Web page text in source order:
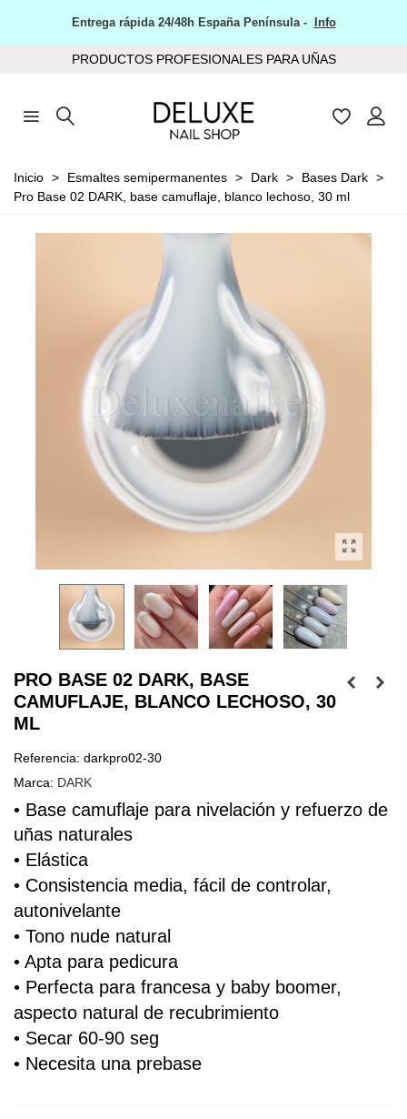
Entrega rápida 24/48h España Península - Info
PRODUCTOS PROFESIONALES PARA UÑAS
Inicio > Esmaltes semipermanentes > Dark > Bases Dark >
Pro Base 02 DARK, base camuflaje, blanco lechoso, 30 ml
PRO BASE 02 DARK, BASE
CAMUFLAJE, BLANCO LECHOSO, 30
ML
Referencia: darkpro02-30
Marca: DARK
• Base camuflaje para nivelación y refuerzo de
uñas naturales
• Elástica
• Consistencia media, fácil de controlar,
autonivelante
• Tono nude natural
• Apta para pedicura
• Perfecta para francesa y baby boomer,
aspecto natural de recubrimiento
• Secar 60-90 seg
• Necesita una prebase